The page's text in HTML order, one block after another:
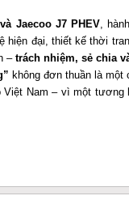
Jaecoo J7 PHEV,
hiện đại, thiết kế thời
– trách nhiệm, sẻ chia
không đơn thuần là
Việt Nam – vì một